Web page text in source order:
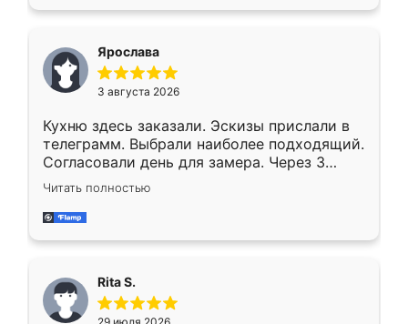
Ярослава
3 августа 2026
Кухню здесь заказали. Эскизы прислали в
телеграмм. Выбрали наиболее подходящий.
Согласовали день для замера. Через 3
недели кухня была уже готова. Остались
довольны работой. Спасибо Ренессанс
мебель за качественную работу!
Читать полностью
Rita S.